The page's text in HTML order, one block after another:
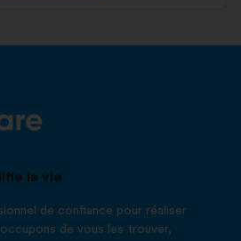
la vie
de confiance pour réaliser
de vous les trouver,